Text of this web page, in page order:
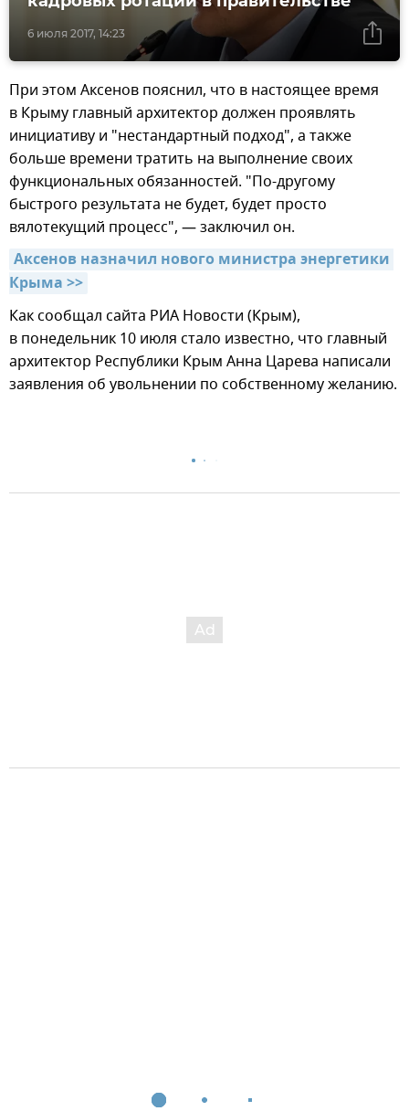
6 июля 2017, 14:23
При этом Аксенов пояснил, что в настоящее время
в Крыму главный архитектор должен проявлять
инициативу и "нестандартный подход", а также
больше времени тратить на выполнение своих
функциональных обязанностей. "По-другому
быстрого результата не будет, будет просто
вялотекущий процесс", — заключил он.
Аксенов назначил нового министра энергетики
Крыма >>
Как сообщал сайта РИА Новости (Крым),
в понедельник 10 июля стало известно, что главный
архитектор Республики Крым Анна Царева написали
заявления об увольнении по собственному желанию.